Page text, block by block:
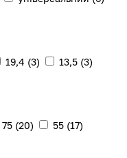
19,4 (3) 13,5 (3)
75 (20) 55 (17)